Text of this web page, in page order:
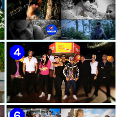
🟢 Pirro | ¨Vuelve a mi¨ |
Videoclip | Música Urbana
Cubana | Artistas Cubanos |
Canción | CUBA